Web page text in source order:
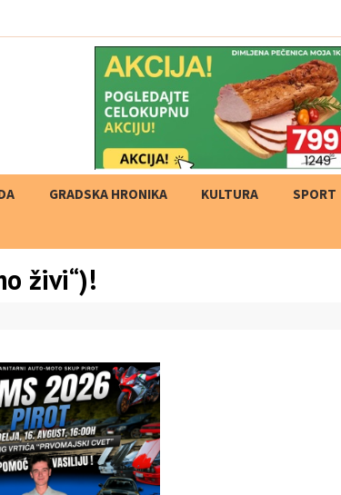
GRADSKA HRONIKA KULTURA SPORT
živi“)!